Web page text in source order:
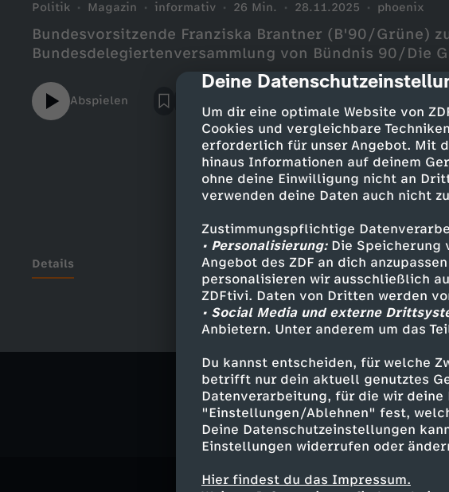
cmp-dialog-description
Deine
Um dir eine optimale Website von
Cookies und vergleichbare
erforderlich für unser Angebot. Mit
hinaus Informationen auf deinem
ohne deine Einwilligung nicht an
verwenden deine Daten auch nicht
Zustimmungspflichtige
• Personalisierung:Die Speicherung
Angebot des ZDF an dich
personalisieren wir ausschließlich
ZDFtivi. Daten von Dritten werden
• Social Media und externe
Anbietern. Unter anderem um das
Du kannst entscheiden, für welche
betrifft nur dein aktuell genutztes
Datenverarbeitung, für die wir
"Einstellungen/Ablehnen" fest,
Deine Datenschutzeinstellungen
Einstellungen widerrufen oder
Hier findest du das Impressum.
Politik Magazin informativ 26 Min. 28.11.2025 phoenix
Bundesvorsitzende Franziska Brantner (B'90/Grüne)
Bundesdelegiertenversammlung von Bündnis 90/Die
Abspielen
Details
Ähnliche Inhalte
Politik Magazin